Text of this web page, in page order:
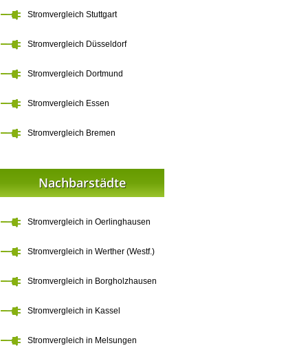
Stromvergleich Stuttgart
Stromvergleich Düsseldorf
Stromvergleich Dortmund
Stromvergleich Essen
Stromvergleich Bremen
Nachbarstädte
Stromvergleich in Oerlinghausen
Stromvergleich in Werther (Westf.)
Stromvergleich in Borgholzhausen
Stromvergleich in Kassel
Stromvergleich in Melsungen